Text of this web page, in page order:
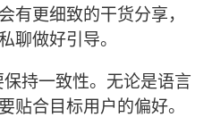
有更细致的干货分享，
聊做好引导。
持一致性。无论是语言
贴合目标用户的偏好。